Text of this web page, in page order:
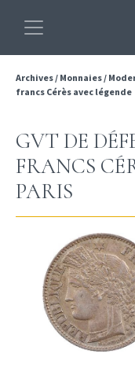
Archives/ Monnaies/
francs Cérès avec légende
GVT DE
FRANCS
PARIS